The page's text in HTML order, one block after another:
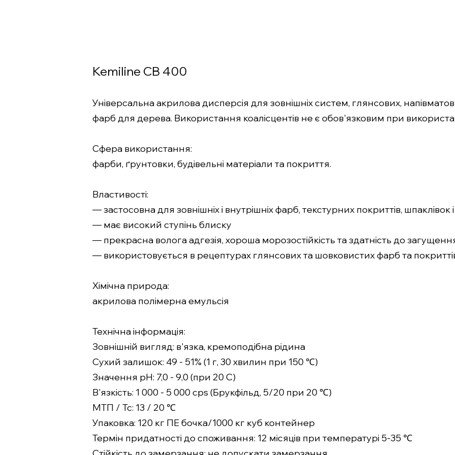
Kemiline CB 400
Універсальна акрилова дисперсія для зовнішніх систем, глянсових,
фарб для дерева. Використання коалісцентів не є обов'язковим при
Сфера використання:
фарби, ґрунтовки, будівельні матеріали та покриття.
Властивості:
— застосовна для зовнішніх і внутрішніх фарб, текстурних покриттів, шпаклівок і
— має високий ступінь блиску
— прекрасна волога адгезія, хороша морозостійкість та здатність до
— використовується в рецептурах глянсових та шовковистих фарб та
Хімічна природа:
акрилова полімерна емульсія
Технічна інформація:
Зовнішній вигляд: в'язка, кремоподібна рідина
Сухий залишок: 49 - 51% (1 г, 30 хвилин при 150 ℃)
Значення pH: 7,0 - 9,0 (при 20 С)
В'язкість: 1 000 - 5 000 cps (Брукфільд, 5/20 при 20 ℃)
МТП / Тс: 13 / 20 ℃
Упаковка: 120 кг ПЕ бочка/1000 кг куб контейнер
Термін придатності до споживання: 12 місяців при температурі 5-35 ℃